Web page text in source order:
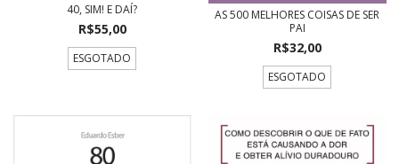
40, SIM! E DAÍ?
R$55,00
ESGOTADO
AS 500 MELHORES COISAS DE SER
PAI
R$32,00
ESGOTADO